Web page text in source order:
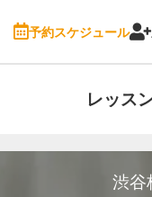
予約スケジュール
レッス
渋谷